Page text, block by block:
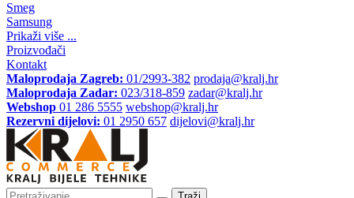
Smeg
Samsung
Prikaži više ...
Proizvođači
Kontakt
Maloprodaja Zagreb: 01/2993-382 prodaja@kralj.hr
Maloprodaja Zadar: 023/318-859 zadar@kralj.hr
Webshop 01 286 5555 webshop@kralj.hr
Rezervni dijelovi: 01 2950 657 dijelovi@kralj.hr